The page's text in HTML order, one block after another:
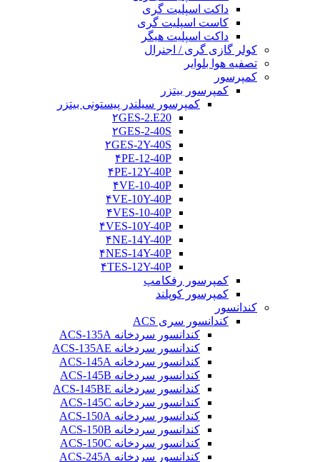
داکت اسپلیت گری
کاست اسپلیت گری
داکت اسپلیت هیگر
کولر گازی گری / اجنرال
تصفیه هوا بلوایر
کمپرسور
کمپرسور بیتزر
کمپرسور سیلندر پیستونی بیتزر
۲GES-2.E20
۲GES-2-40S
۲GES-2Y-40S
۴PE-12-40P
۴PE-12Y-40P
۴VE-10-40P
۴VE-10Y-40P
۴VES-10-40P
۴VES-10Y-40P
۴NE-14Y-40P
۴NES-14Y-40P
۴TES-12Y-40P
کمپرسور رفکامپ
کمپرسور کوپلند
کندانسور
کندانسور سری ACS
کندانسور سردخانه ACS-135A
کندانسور سردخانه ACS-135AE
کندانسور سردخانه ACS-145A
کندانسور سردخانه ACS-145B
کندانسور سردخانه ACS-145BE
کندانسور سردخانه ACS-145C
کندانسور سردخانه ACS-150A
کندانسور سردخانه ACS-150B
کندانسور سردخانه ACS-150C
کندانسور سردخانه ACS-245A